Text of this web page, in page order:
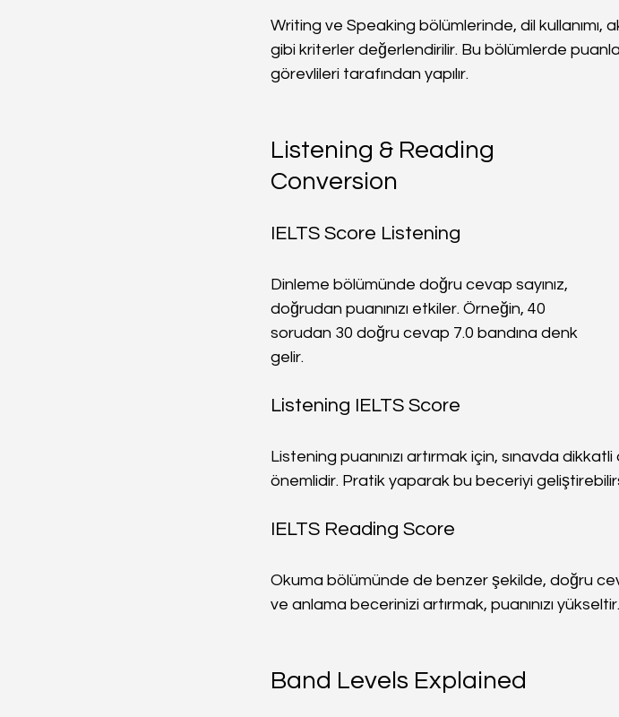
Writing ve Speaking bölümlerinde, dil kullanımı,
gibi kriterler değerlendirilir. Bu bölümlerde
görevlileri tarafından yapılır.
Listening & Reading
Conversion
IELTS Score Listening
Dinleme bölümünde doğru cevap sayınız,
doğrudan puanınızı etkiler. Örneğin, 40
sorudan 30 doğru cevap 7.0 bandına denk
gelir.
Listening IELTS Score
Listening puanınızı artırmak için, sınavda
önemlidir. Pratik yaparak bu beceriyi
IELTS Reading Score
Okuma bölümünde de benzer şekilde, doğru cevap
ve anlama becerinizi artırmak, puanınızı yükseltir.
Band Levels Explained